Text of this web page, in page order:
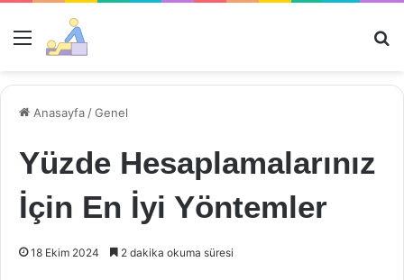
Menü
Anasayfa /Genel
Yüzde Hesaplamalarınız
İçin En İyi Yöntemler
18 Ekim 2024 2 dakika okuma süresi